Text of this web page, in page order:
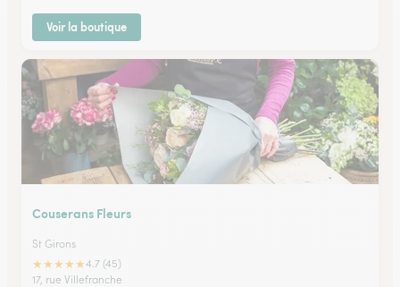
Voir la boutique
Couserans Fleurs
St Girons
★★★★★4.7 (45)
17, rue Villefranche